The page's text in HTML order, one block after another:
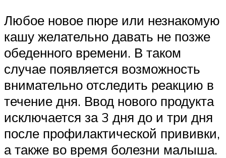
Любое новое пюре или незнакомую
кашу желательно давать не позже
обеденного времени. В таком
случае появляется возможность
внимательно отследить реакцию в
течение дня. Ввод нового продукта
исключается за 3 дня до и три дня
после профилактической прививки,
а также во время болезни малыша.